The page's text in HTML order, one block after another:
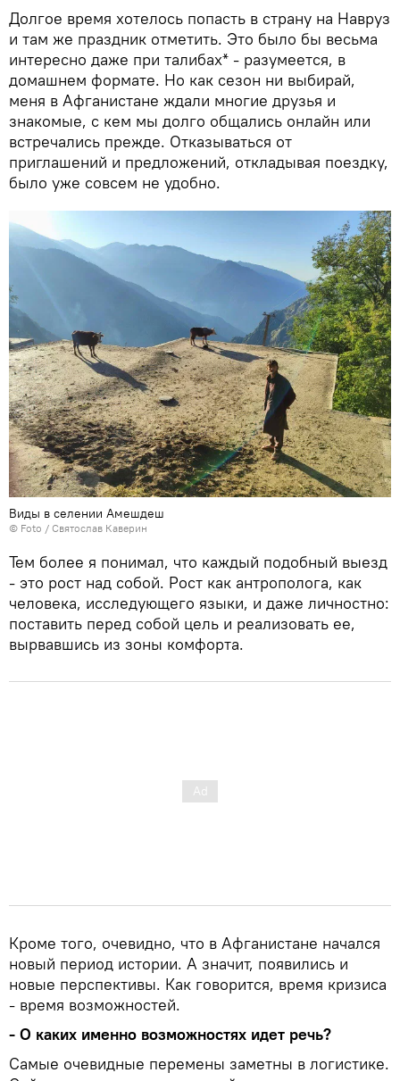
Долгое время хотелось попасть в страну на Навруз
и там же праздник отметить. Это было бы весьма
интересно даже при талибах* - разумеется, в
домашнем формате. Но как сезон ни выбирай,
меня в Афганистане ждали многие друзья и
знакомые, с кем мы долго общались онлайн или
встречались прежде. Отказываться от
приглашений и предложений, откладывая поездку,
было уже совсем не удобно.
Виды в селении Амешдеш
© Foto / Святослав Каверин
Тем более я понимал, что каждый подобный выезд
- это рост над собой. Рост как антрополога, как
человека, исследующего языки, и даже личностно:
поставить перед собой цель и реализовать ее,
вырвавшись из зоны комфорта.
Кроме того, очевидно, что в Афганистане начался
новый период истории. А значит, появились и
новые перспективы. Как говорится, время кризиса
- время возможностей.
- О каких именно возможностях идет речь?
Самые очевидные перемены заметны в логистике.